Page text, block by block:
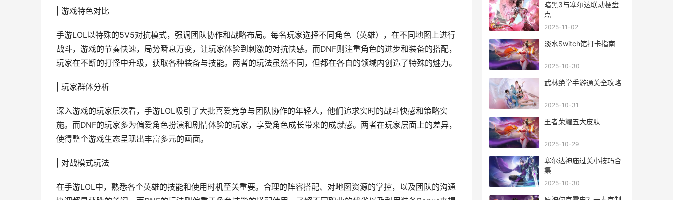
| 游戏特色对比
手游LOL以特殊的5V5对抗模式，强调团队协作和战略布局。每名玩家选择不同角色（英雄），在不同地图上进行
战斗，游戏的节奏快速，局势瞬息万变，让玩家体验到刺激的对抗快感。而DNF则注重角色的进步和装备的搭配，
玩家在不断的打怪中升级，获取各种装备与技能。两者的玩法虽然不同，但都在各自的领域内创造了特殊的魅力。
| 玩家群体分析
深入游戏的玩家层次看，手游LOL吸引了大批喜爱竞争与团队协作的年轻人，他们追求实时的战斗快感和策略实
施。而DNF的玩家多为偏爱角色扮演和剧情体验的玩家，享受角色成长带来的成就感。两者在玩家层面上的差异，
使得整个游戏生态呈现出丰富多元的画面。
| 对战模式玩法
在手游LOL中，熟悉各个英雄的技能和使用时机至关重要。合理的阵容搭配、对地图资源的掌控，以及团队的沟通
暗黑3与塞尔达联动梗盘
点
2025-11-02
淡水Switch馆打卡指南
2025-10-30
武林绝学手游通关全攻略
2025-10-31
王者荣耀五大皮肤
2025-10-29
塞尔达神庙过关小技巧合
集
2025-10-30